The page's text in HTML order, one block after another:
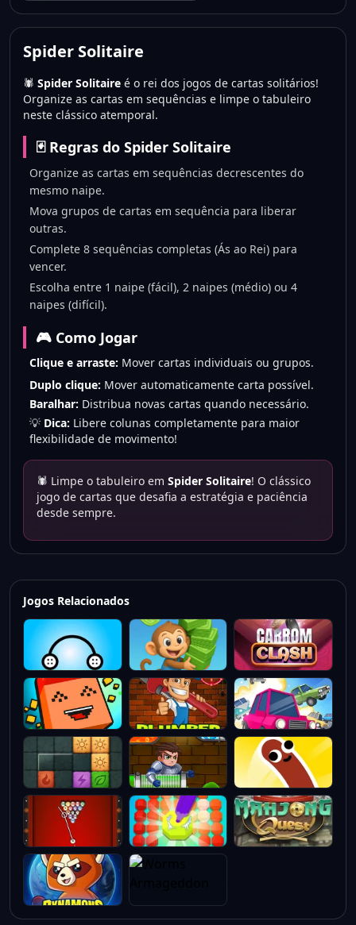
Spider Solitaire
🕷️ Spider Solitaire é o rei dos jogos de cartas solitários!
Organize as cartas em sequências e limpe o tabuleiro
neste clássico atemporal.
🃏 Regras do Spider Solitaire
Organize as cartas em sequências decrescentes do
mesmo naipe.
Mova grupos de cartas em sequência para liberar
outras.
Complete 8 sequências completas (Ás ao Rei) para
vencer.
Escolha entre 1 naipe (fácil), 2 naipes (médio) ou 4
naipes (difícil).
🎮 Como Jogar
Clique e arraste: Mover cartas individuais ou grupos.
Duplo clique: Mover automaticamente carta possível.
Baralhar: Distribua novas cartas quando necessário.
💡 Dica: Libere colunas completamente para maior
flexibilidade de movimento!
🕷️ Limpe o tabuleiro em Spider Solitaire! O clássico
jogo de cartas que desafia a estratégia e paciência
desde sempre.
Jogos Relacionados